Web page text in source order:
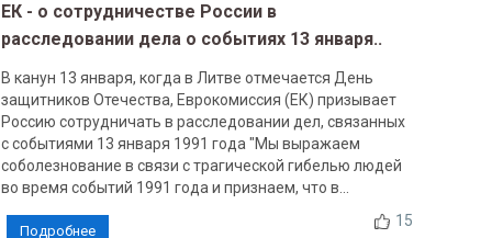
ЕК - о сотрудничестве России в
расследовании дела о событиях 13 января..
В канун 13 января, когда в Литве отмечается День
защитников Отечества, Еврокомиссия (ЕК) призывает
Россию сотрудничать в расследовании дел, связанных
с событиями 13 января 1991 года "Мы выражаем
соболезнование в связи с трагической гибелью людей
во время событий 1991 года и признаем, что в...
15
Подробнее